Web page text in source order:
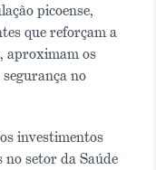
picoense,
que reforçam a
aproximam os
no
investimentos
no setor da Saúde